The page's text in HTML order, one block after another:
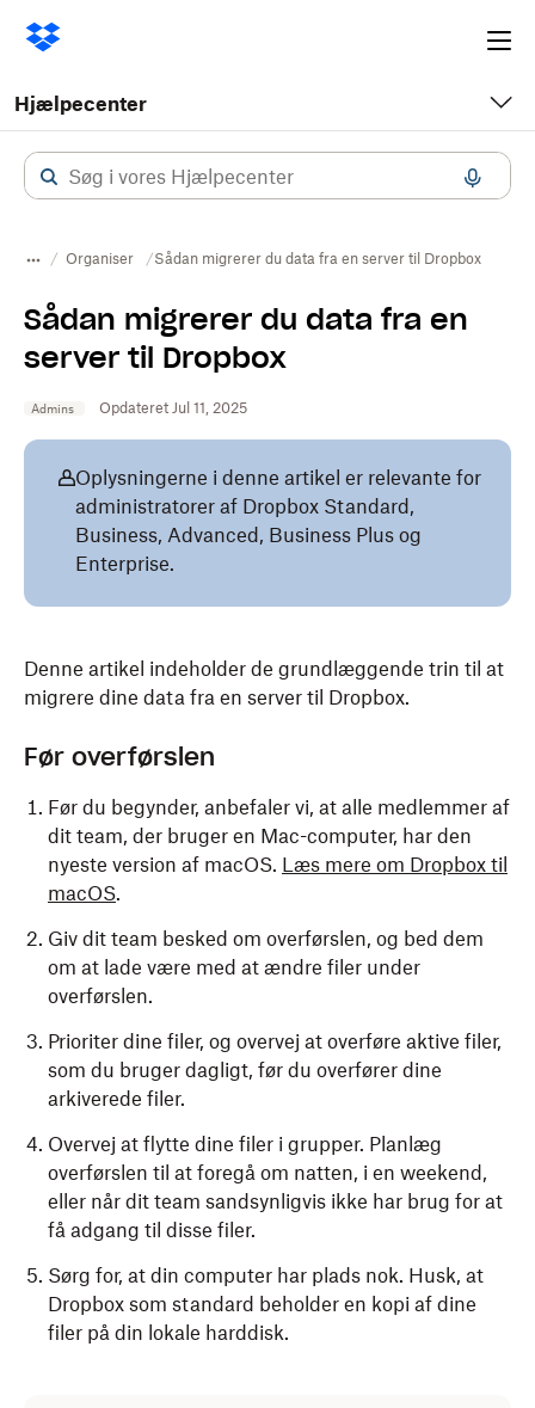
Hjælpecenter
Organiser Sådan migrerer du data fra en server til Dropbox
Sådan migrerer du data fra en
server til Dropbox
Admins Opdateret Jul 11, 2025
Oplysningerne i denne artikel er relevante for
administratorer af Dropbox Standard,
Business, Advanced, Business Plus og
Enterprise.
Denne artikel indeholder de grundlæggende trin til at
migrere dine data fra en server til Dropbox.
Før overførslen
Før du begynder, anbefaler vi, at alle medlemmer af
dit team, der bruger en Mac-computer, har den
nyeste version af macOS. Læs mere om Dropbox til
macOS.
Giv dit team besked om overførslen, og bed dem
om at lade være med at ændre filer under
overførslen.
Prioriter dine filer, og overvej at overføre aktive filer,
som du bruger dagligt, før du overfører dine
arkiverede filer.
Overvej at flytte dine filer i grupper. Planlæg
overførslen til at foregå om natten, i en weekend,
eller når dit team sandsynligvis ikke har brug for at
få adgang til disse filer.
Sørg for, at din computer har plads nok. Husk, at
Dropbox som standard beholder en kopi af dine
filer på din lokale harddisk.